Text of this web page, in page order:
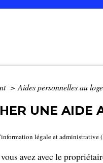
> Aides personnelles au
UNE AIDE
légale et administrative
avez avec le